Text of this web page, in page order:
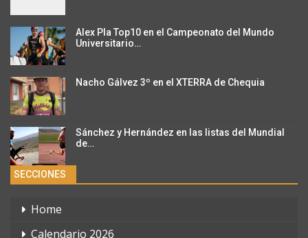
Alex Pla Top10 en el Campeonato del Mundo
Universitario…
Nacho Gálvez 3º en el XTERRA de Chequia
Sánchez y Hernández en las listas del Mundial
de…
SECCIONES
Home
Calendario 2026